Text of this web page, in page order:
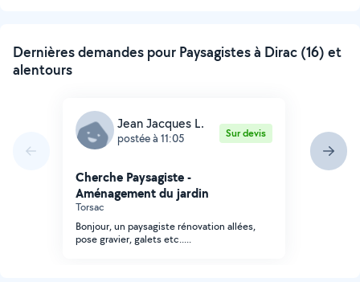
Dernières demandes pour Paysagistes à Dirac (16) et
alentours
Jean Jacques L.
postée à 11:05 Sur devis
Cherche Paysagiste -
Aménagement du jardin
Torsac
Bonjour, un paysagiste rénovation allées,
pose gravier, galets etc.....